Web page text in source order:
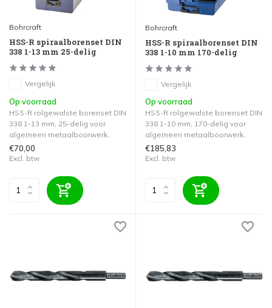
Bohrcraft
HSS-R spiraalborenset DIN
338 1-13 mm 25-delig
Vergelijk
Op voorraad
HSS-R rolgewalste borenset DIN
338 1-13 mm, 25-delig voor
algemeen metaalboorwerk.
€70,00
Excl. btw
Bohrcraft
HSS-R spiraalborenset DIN
338 1-10 mm 170-delig
Vergelijk
Op voorraad
HSS-R rolgewalste borenset DIN
338 1-10 mm, 170-delig voor
algemeen metaalboorwerk.
€185,83
Excl. btw